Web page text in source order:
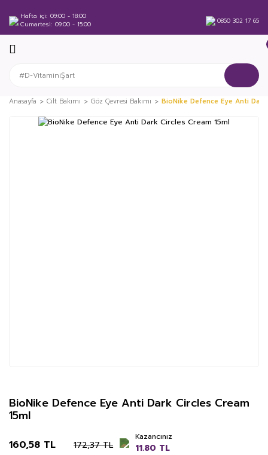
Hafta içi 09:00 - 18:00
Cumartesi 09:00 - 15:00 0850 302 17 65
Anasayfa Cilt Bakımı Göz Çevresi Bakımı BioNike Defence Eye Anti
BioNike Defence Eye Anti Dark Circles Cream
15ml
160,58 TL 172,37 TL
Kazancınız
11.80 TL